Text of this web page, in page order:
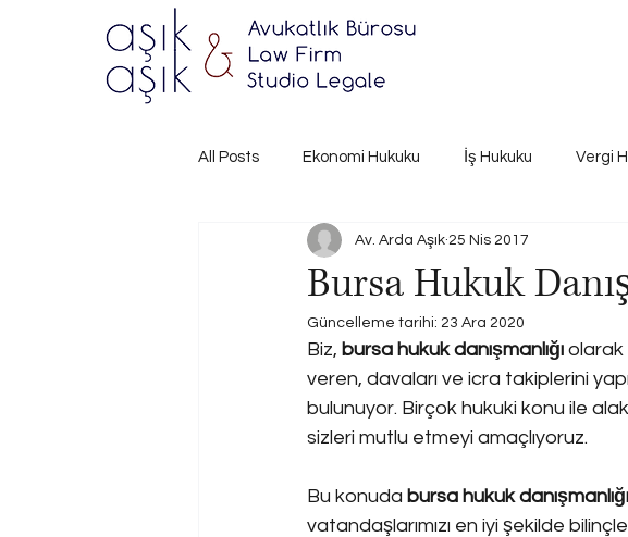
All Posts Ekonomi Hukuku İş Hukuku Vergi
Bursa Hukuk
Av. Arda Aşık 25 Nis 2017
Güncelleme tarihi: 23 Ara 2020
Biz, bursa hukuk danışmanlığı olarak
veren, davaları ve icra takiplerini
bulunuyor. Birçok hukuki konu ile
sizleri mutlu etmeyi amaçlıyoruz.
Bu konuda bursa hukuk
vatandaşlarımızı en iyi şekilde